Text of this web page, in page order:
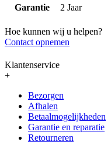
Garantie
2 Jaar
Hoe kunnen wij u helpen?
Contact opnemen
Klantenservice
+
Bezorgen
Afhalen
Betaalmogelijkheden
Garantie en reparatie
Retourneren